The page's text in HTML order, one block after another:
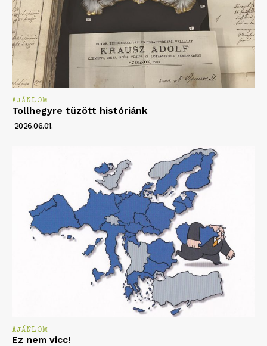
AJÁNLOM
Tollhegyre tűzött históriánk
2026.06.01.
AJÁNLOM
Ez nem vicc!